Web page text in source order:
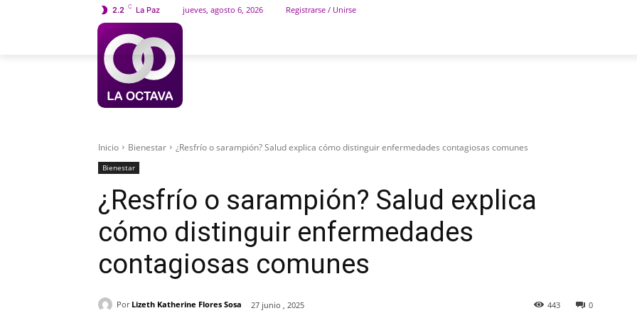
2.2 C La Paz jueves, agosto 6, 2026 Registrarse / Unirse
Inicio Bienestar ¿Resfrío o sarampión? Salud explica cómo distinguir enfermedades contagiosas comunes
Bienestar
¿Resfrío o sarampión? Salud explica
cómo distinguir enfermedades
contagiosas comunes
Por Lizeth Katherine Flores Sosa 27 junio , 2025 0
443